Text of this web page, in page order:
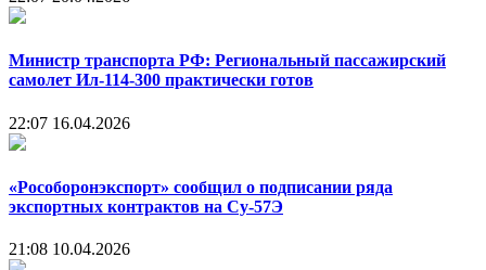
Министр транспорта РФ: Региональный пассажирский
самолет Ил-114-300 практически готов
22:07 16.04.2026
«Рособоронэкспорт» сообщил о подписании ряда
экспортных контрактов на Су-57Э
21:08 10.04.2026